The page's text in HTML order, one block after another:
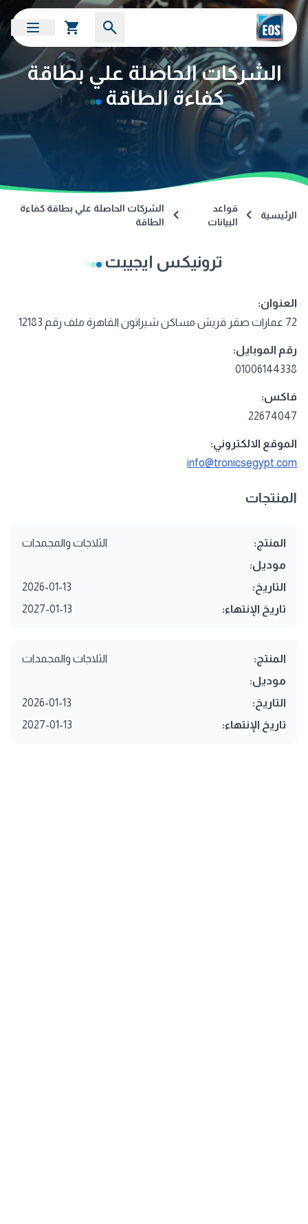
الشركات الحاصلة علي بطاقة
كفاءة الطاقة
الرئيسية
قواعد
البيانات
الشركات الحاصلة علي بطاقة كفاءة
الطاقة
ترونيكس ايجيبت
العنوان:
72 عمارات صقر قريش مساكن شيراتون القاهرة ملف رقم 12183
رقم الموبايل:
01006144338
فاكس:
22674047
الموقع الالكتروني:
info@tronicsegypt.com
المنتجات
المنتج:
الثلاجات والمجمدات
موديل:
التاريخ:
2026-01-13
تاريخ الإنتهاء:
2027-01-13
المنتج:
الثلاجات والمجمدات
موديل:
التاريخ:
2026-01-13
تاريخ الإنتهاء:
2027-01-13